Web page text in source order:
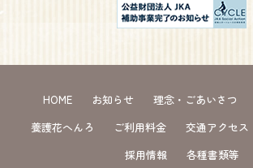
HOME お知らせ 理念・ごあいさつ
養護花へんろ
ご利用料金 交通アクセス
採用情報
各種書類等